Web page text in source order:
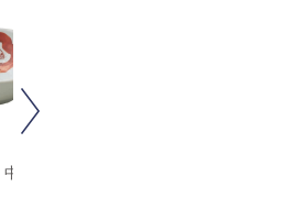
尾万作
Next